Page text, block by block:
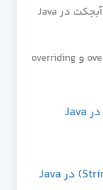
آموزش java – شرح تفاوت بین overloading و overriding